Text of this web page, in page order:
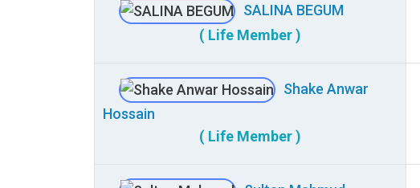
SALINA BEGUM
( Life Member )
Shake Anwar
Hossain
( Life Member )